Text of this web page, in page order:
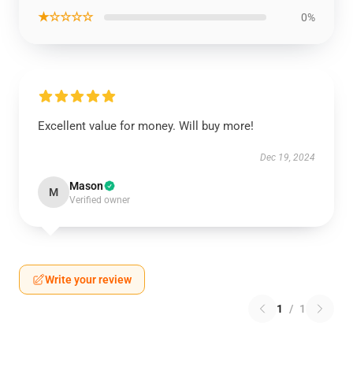
★☆☆☆☆ 0%
Excellent value for money. Will buy more!
Dec 19, 2024
M Mason
Verified owner
Write your review
1 / 1